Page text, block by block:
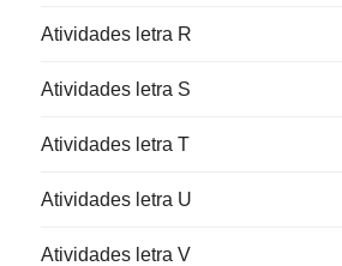
Atividades letra R
Atividades letra S
Atividades letra T
Atividades letra U
Atividades letra V